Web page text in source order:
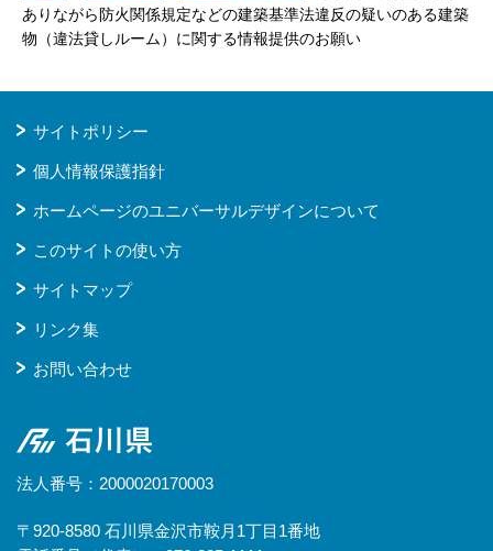
ありながら防火関係規定などの建築基準法違反の疑いのある建築
物（違法貸しルーム）に関する情報提供のお願い
サイトポリシー
個人情報保護指針
ホームページのユニバーサルデザインについて
このサイトの使い方
サイトマップ
リンク集
お問い合わせ
石川県
法人番号：2000020170003
〒920-8580 石川県金沢市鞍月1丁目1番地